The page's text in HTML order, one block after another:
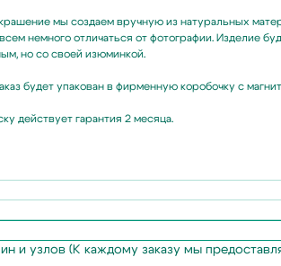
мы создаем вручную из натуральных
немного отличаться от фотографии. Изделие
но со своей изюминкой.
будет упакован в фирменную коробочку с
действует гарантия 2 месяца.
и узлов (К каждому заказу мы